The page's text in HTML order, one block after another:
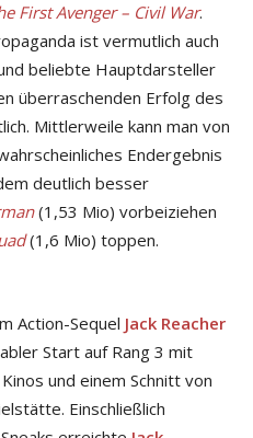
First Avenger – Civil War.
ist vermutlich auch
beliebte Hauptdarsteller
überraschenden Erfolg des
Mittlerweile kann man von
Endergebnis
deutlich besser
(1,53 Mio) vorbeiziehen
(1,6 Mio) toppen.
Action-Sequel Jack Reacher
Start auf Rang 3 mit
und einem Schnitt von
Einschließlich